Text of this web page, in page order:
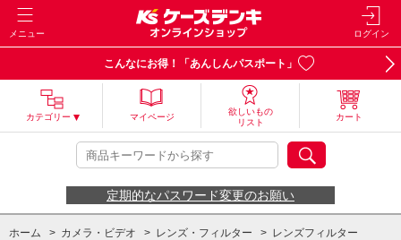
メニュー ログイン
こんなにお得！「あんしんパスポート」
カテゴリー マイページ
欲しいもの
リスト
カート
定期的なパスワード変更のお願い
ホーム > カメラ・ビデオ > レンズ・フィルター > レンズフィルター